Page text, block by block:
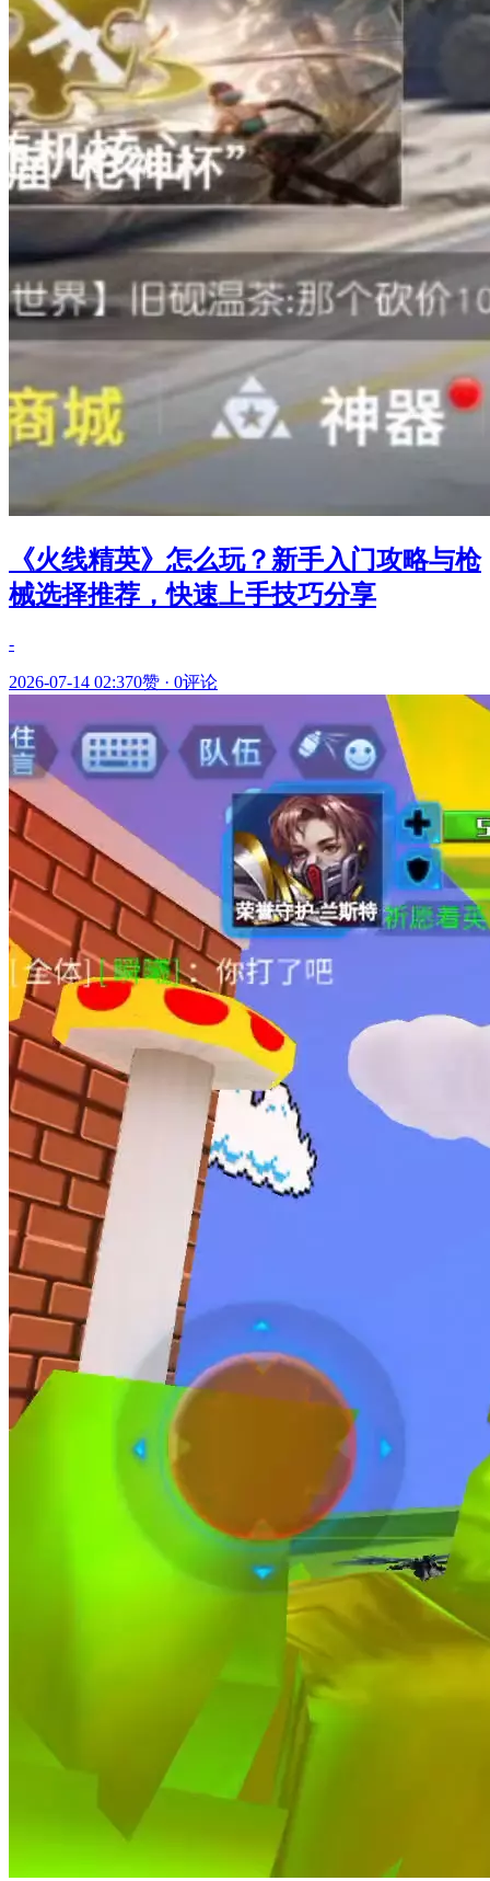
《火线精英》怎么玩？新手入门攻略与枪
械选择推荐，快速上手技巧分享
-
2026-07-14 02:370赞 · 0评论